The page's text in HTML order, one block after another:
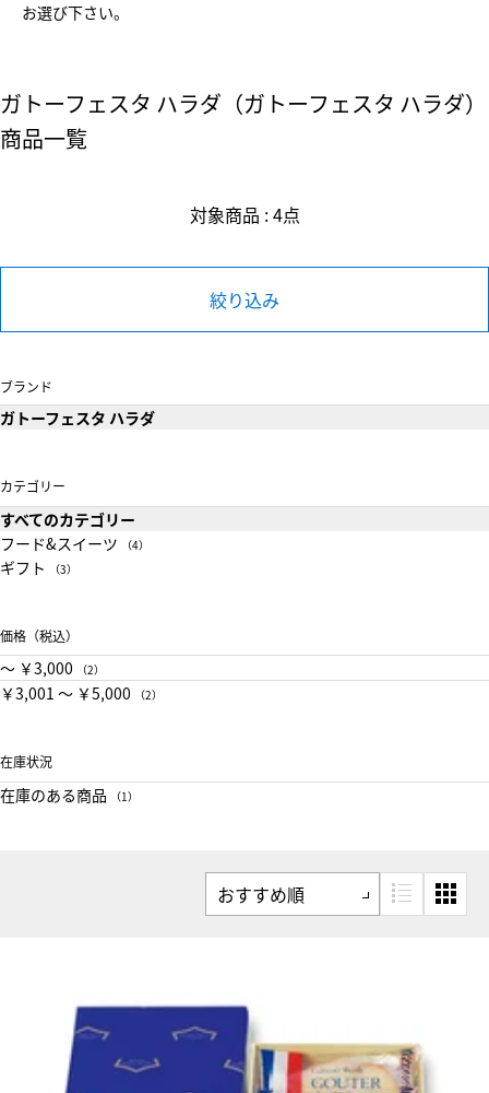
お選び下さい。
ガトーフェスタ ハラダ（ガトーフェスタ ハラダ）
商品一覧
対象商品 : 4点
絞り込み
ブランド
ガトーフェスタ ハラダ
カテゴリー
すべてのカテゴリー
フード&スイーツ
（4）
ギフト （3）
価格（税込）
〜 ￥3,000 （2）
￥3,001 〜 ￥5,000 （2）
在庫状況
在庫のある商品 （1）